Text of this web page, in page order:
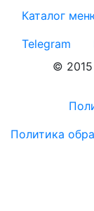
Каталог
Telegram
©
Политика